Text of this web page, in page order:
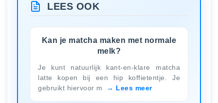
LEES OOK
Kan je matcha maken met normale
melk?
Je kunt natuurlijk kant-en-klare matcha
latte kopen bij een hip koffietentje. Je
gebruikt hiervoor m
Lees meer